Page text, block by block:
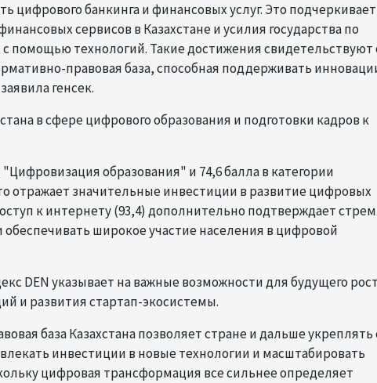
цифрового банкинга и финансовых услуг. Это подчеркивает
сервисов в Казахстане и усилия государства по
помощью технологий. Такие достижения свидетельствуют
правовая база, способная поддерживать
генсек.
в сфере цифрового образования и подготовки кадров к
"Цифровизация образования" и 74,6 балла в категории
отражает значительные инвестиции в развитие цифровых
к интернету (93,4) дополнительно подтверждает
широкое участие населения в цифровой
DEN указывает на важные возможности для будущего
и развития стартап-экосистемы.
база Казахстана позволяет стране и дальше
инвестиции в новые технологии и масштабировать
цифровая трансформация все сильнее определяет